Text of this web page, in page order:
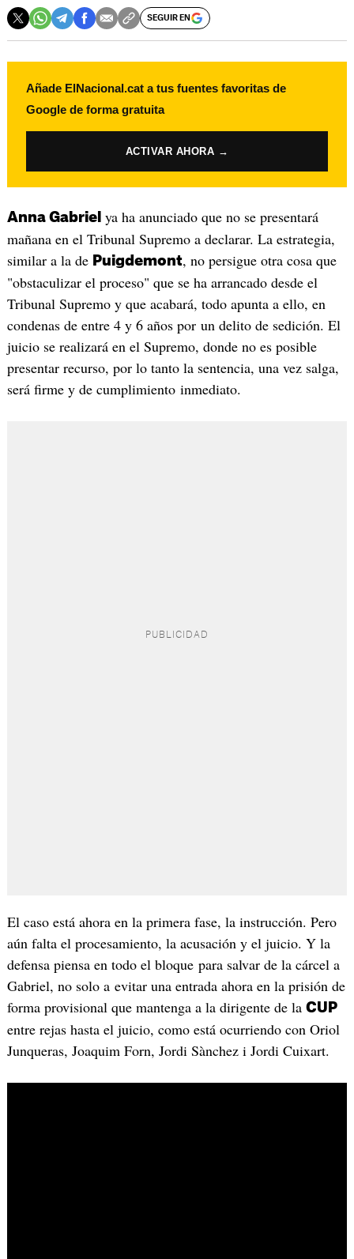
SEGUIR EN
Añade ElNacional.cat a tus fuentes favoritas de
Google de forma gratuita
ACTIVAR AHORA →
Anna Gabriel ya ha anunciado que no se presentará
mañana en el Tribunal Supremo a declarar. La estrategia,
similar a la de Puigdemont, no persigue otra cosa que
"obstaculizar el proceso" que se ha arrancado desde el
Tribunal Supremo y que acabará, todo apunta a ello, en
condenas de entre 4 y 6 años por un delito de sedición. El
juicio se realizará en el Supremo, donde no es posible
presentar recurso, por lo tanto la sentencia, una vez salga,
será firme y de cumplimiento inmediato.
El caso está ahora en la primera fase, la instrucción. Pero
aún falta el procesamiento, la acusación y el juicio. Y la
defensa piensa en todo el bloque para salvar de la cárcel a
Gabriel, no solo a evitar una entrada ahora en la prisión de
forma provisional que mantenga a la dirigente de la CUP
entre rejas hasta el juicio, como está ocurriendo con Oriol
Junqueras, Joaquim Forn, Jordi Sànchez i Jordi Cuixart.